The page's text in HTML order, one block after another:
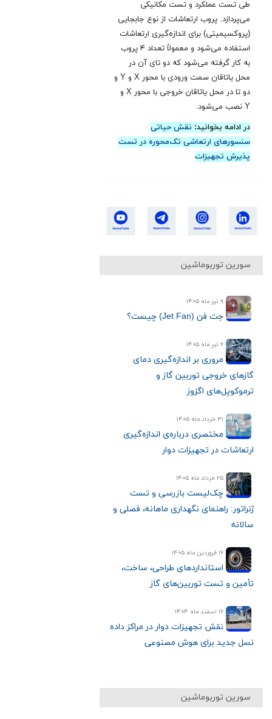
طی تست عملکرد و تست مکانیکی
می‌پردازد. پروب ارتعاشات از نوع جابجایی
(پروکسیمیتی) برای اندازه‌گیری ارتعاشات
استفاده می‌شود و معمولاً تعداد ۴ پروب
به کار گرفته می‌شود که دو تای آن در
محل یاتاقان سمت ورودی با محور X و Y و
دو تا در محل یاتاقان خروجی با محور X و
Y نصب می‌شود
.
در ادامه بخوانید: نقش حیاتی
سنسورهای ارتعاشی تک‌محوره در تست
پذیرش تجهیزات
سورین توربوماشین
۹ تیر ماه ۱۴۰۵
جت فن (Jet Fan) چیست؟
۶ تیر ماه ۱۴۰۵
مروری بر اندازه‌گیری دمای
گازهای خروجی توربین گاز و
ترموکوپل‌های اگزوز
۳۱ خرداد ماه ۱۴۰۵
مختصری درباره‌ی اندازه‌گیری
ارتعاشات در تجهیزات دوار
۲۵ خرداد ماه ۱۴۰۵
چک‌لیست بازرسی و تست
ژنراتور: راهنمای نگهداری ماهانه، فصلی و
سالانه
۱۶ فروردین ماه ۱۴۰۵
استانداردهای طراحی، ساخت،
تأمین و تست توربین‌های گاز
۱۶ اسفند ماه ۱۴۰۴
نقش تجهیزات دوار در مراکز داده
نسل جدید برای هوش مصنوعی
سورین توربوماشین